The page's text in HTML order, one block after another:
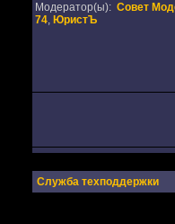
Модератор(ы): Совет
74, ЮристЪ
Служба техподдержки